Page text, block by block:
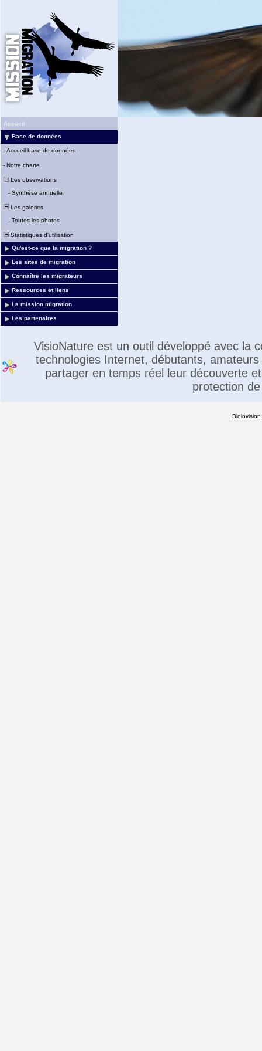
Accueil
Base de données
- Accueil base de données
- Notre charte
Les observations
- Synthèse annuelle
Les galeries
- Toutes les photos
Statistiques d'utilisation
Qu'est-ce que la migration ?
Les sites de migration
Connaître les migrateurs
Ressources et liens
La mission migration
Les partenaires
VisioNature est un outil développé avec la
technologies Internet, débutants,
partager en temps réel leur découverte
protection
Biolovision